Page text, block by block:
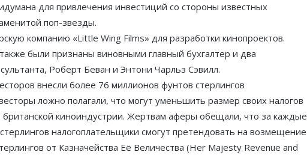
для привлечения инвестиций со стороны известных
поп­-звезды.
компанию «Little Wing Films» для разработки кинопроектов.
были признаны виновными главный бухгалтер и два
Роберт Беван и Энтони Чарльз Сэвилл.
внесли более 76 миллионов фунтов стерлингов
ложно полагали, что могут уменьшить размер своих налогов
киноиндустрии. Жертвам аферы обещали, что за каждые
налогоплательщики смогут претендовать на возмещение
от Казначейства Её Величества (Her Majesty Revenue and